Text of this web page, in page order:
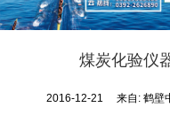
煤炭化验仪
2016-12-21 来自: 鹤壁